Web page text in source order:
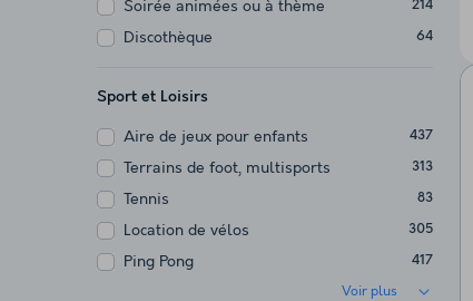
Soirée animées ou à thème 214
Discothèque 64
Sport et Loisirs
Aire de jeux pour enfants 437
Terrains de foot, multisports 313
Tennis 83
Location de vélos 305
Ping Pong 417
Voir plus